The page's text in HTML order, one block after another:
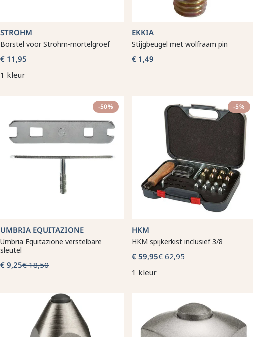
STROHM
Borstel voor Strohm-mortelgroef
€ 11,95
1 kleur
EKKIA
Stijgbeugel met wolfraam pin
€ 1,49
-50%
UMBRIA EQUITAZIONE
Umbria Equitazione verstelbare
sleutel
€ 9,25€ 18,50
-5%
HKM
HKM spijkerkist inclusief 3/8
€ 59,95€ 62,95
1 kleur